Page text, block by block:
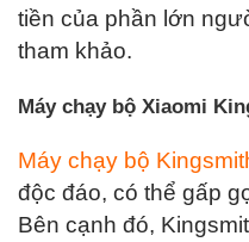
tiền của phần lớn
tham khảo.
Máy chạy bộ Xiaomi
Máy chạy bộ
độc đáo, có thể gấp
Bên cạnh đó,